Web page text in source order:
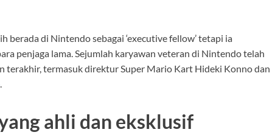
berada di Nintendo sebagai ‘executive fellow’ tetapi ia
penjaga lama. Sejumlah karyawan veteran di Nintendo telah
terakhir, termasuk direktur Super Mario Kart Hideki Konno dan
.
ahli dan eksklusif